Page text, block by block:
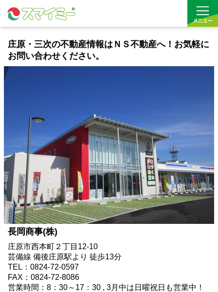
借りる
庄原・三次の不動産情報はＮＳ不動産へ！お気軽に
お問い合わせください。
長岡商事(株)
庄原市西本町２丁目12-10
芸備線 備後庄原駅より 徒歩13分
TEL：0824-72-0597
FAX：0824-72-8086
営業時間：8：30～17：30 , 3月中は日曜祝日も営業中！